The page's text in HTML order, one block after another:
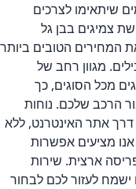
שיתאימו לצרכים
צמיגים בבן גל
המחירים הטובים ביותר
מגוון רחב של
מכל הסוגים, כך
הרכב שלכם. נוחות
דרך אתר האינטרנט, ללא
מציעים אפשרות
התקנה בפריסה ארצית. שירות
ישמח לעזור לכם לבחור